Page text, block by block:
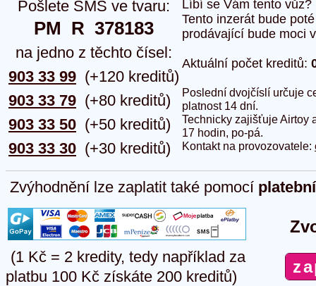
Pošlete SMS ve tvaru:
PM  R  378183
na jedno z těchto čísel:
903 33 99
903 33 79
903 33 50
903 33 30
(+120 kreditů)
(+80 kreditů)
(+50 kreditů)
(+30 kreditů)
Líbí se Vám tento
Tento inzerát bude
prodávající bude moci
Aktuální počet kreditů:
Poslední dvojčíslí určuje
platnost 14 dní.
Technicky zajišťuje Airtoy
17 hodin, po-pá.
Kontakt na provozovatele:
Zvýhodnění lze zaplatit také pomocí
(1 Kč = 2 kredity, tedy například za
platbu 100 Kč získáte 200 kreditů)